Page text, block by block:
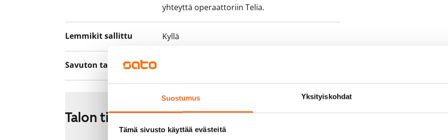
Suostumus Yksityiskohdat
Tämä sivusto käyttää evästeitä
yhteyttä operaattoriin Telia.
Lemmikit sallittu Kyllä
Savuton talo
Talon tiedot